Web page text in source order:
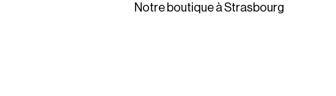
Notre boutique à Strasbourg